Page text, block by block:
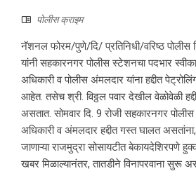
पोलीस क्राइम
नॅशनल फोरम/पुणे/दि/ प्रतिनिधी/वरिष्ठ पोलीस
यांनी सहकारनगर पोलीस स्टेशनचा पदभार
अधिकारी व पोलीस अंमलदार यांना हद्दीत
आहेत. तसेच श्री. विठ्ठल पवार देखील वेळोवेळी
असतात. सोमवार दि. 9 रोजी सहकारनगर
अधिकारी व अंमलदार हद्दीत गस्त घालत
जाणाऱ्या राजमुद्रा सोसायटीत बेकायदेशिरपणे
खबर मिळाल्यानंतर, तातडीने विनापरवाना सुरू